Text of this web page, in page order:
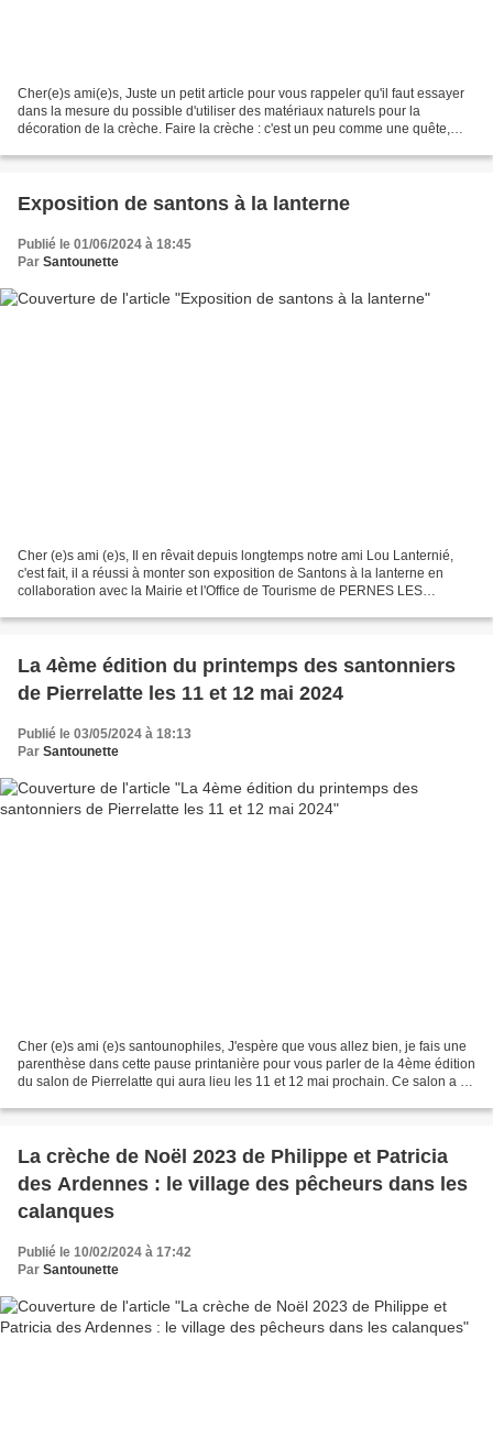
Cher(e)s ami(e)s, Juste un petit article pour vous rappeler qu'il faut essayer
dans la mesure du possible d'utiliser des matériaux naturels pour la
décoration de la crèche. Faire la crèche : c'est un peu comme une quête,
Exposition de santons à la lanterne
Publié le 01/06/2024 à 18:45
Par Santounette
Cher (e)s ami (e)s, Il en rêvait depuis longtemps notre ami Lou Lanternié,
c'est fait, il a réussi à monter son exposition de Santons à la lanterne en
collaboration avec la Mairie et l'Office de Tourisme de PERNES LES
La 4ème édition du printemps des santonniers
de Pierrelatte les 11 et 12 mai 2024
Publié le 03/05/2024 à 18:13
Par Santounette
Cher (e)s ami (e)s santounophiles, J'espère que vous allez bien, je fais une
parenthèse dans cette pause printanière pour vous parler de la 4ème édition
du salon de Pierrelatte qui aura lieu les 11 et 12 mai prochain. Ce salon a vu
La crèche de Noël 2023 de Philippe et Patricia
des Ardennes : le village des pêcheurs dans les
calanques
Publié le 10/02/2024 à 17:42
Par Santounette